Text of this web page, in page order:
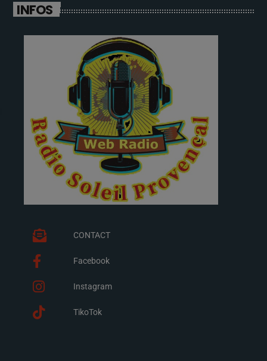
INFOS
CONTACT
Facebook
Instagram
TikoTok